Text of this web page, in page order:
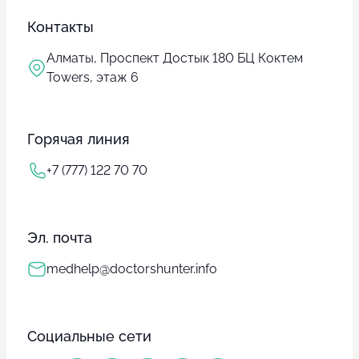
Контакты
Алматы, Проспект Достык 180 БЦ Коктем
Towers, этаж 6
Горячая линия
+7 (777) 122 70 70
Эл. почта
medhelp@doctorshunter.info
Социальные сети